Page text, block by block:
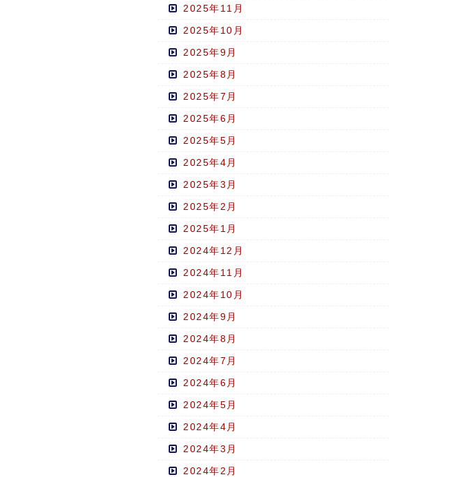
2025年11月
2025年10月
2025年9月
2025年8月
2025年7月
2025年6月
2025年5月
2025年4月
2025年3月
2025年2月
2025年1月
2024年12月
2024年11月
2024年10月
2024年9月
2024年8月
2024年7月
2024年6月
2024年5月
2024年4月
2024年3月
2024年2月